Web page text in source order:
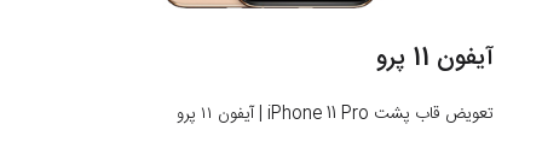
آیفون 11 پرو
تعویض قاب پشت iPhone 11 Pro | آیفون ۱۱ پرو